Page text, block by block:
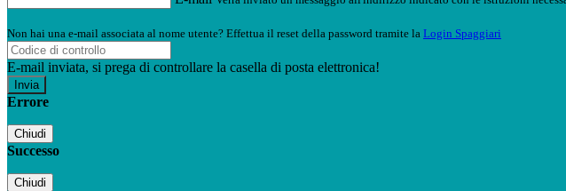
Non hai una e-mail associata al nome utente? Effettua il reset della password tramite la Login Spaggiari
E-mail inviata, si prega di controllare la casella di posta elettronica!
Errore
Chiudi
Successo
Chiudi